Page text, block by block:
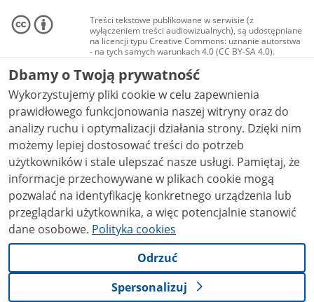
Treści tekstowe publikowane w serwisie (z
wyłączeniem treści audiowizualnych), są udostępniane
na licencji typu Creative Commons: uznanie autorstwa
- na tych samych warunkach 4.0 (CC BY-SA 4.0).
Materiały audiowizualne, w tym zdjęcia, materiały
audio i wideo, są udostępniane na licencji typu
Creative Commons: uznanie autorstwa użycie
niekomercyjne - bez utworów zależnych 4.0 (CC BY-
NC-ND 4.0), o ile nie jest to stwierdzone inaczej.
Dbamy o Twoją prywatność
Wykorzystujemy pliki cookie w celu zapewnienia
prawidłowego funkcjonowania naszej witryny oraz do
analizy ruchu i optymalizacji działania strony. Dzięki nim
możemy lepiej dostosować treści do potrzeb
użytkowników i stale ulepszać nasze usługi. Pamiętaj, że
informacje przechowywane w plikach cookie mogą
pozwalać na identyfikację konkretnego urządzenia lub
przeglądarki użytkownika, a więc potencjalnie stanowić
dane osobowe. Polityka cookies
Odrzuć
Spersonalizuj